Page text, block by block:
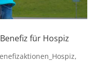
für Hospiz
,